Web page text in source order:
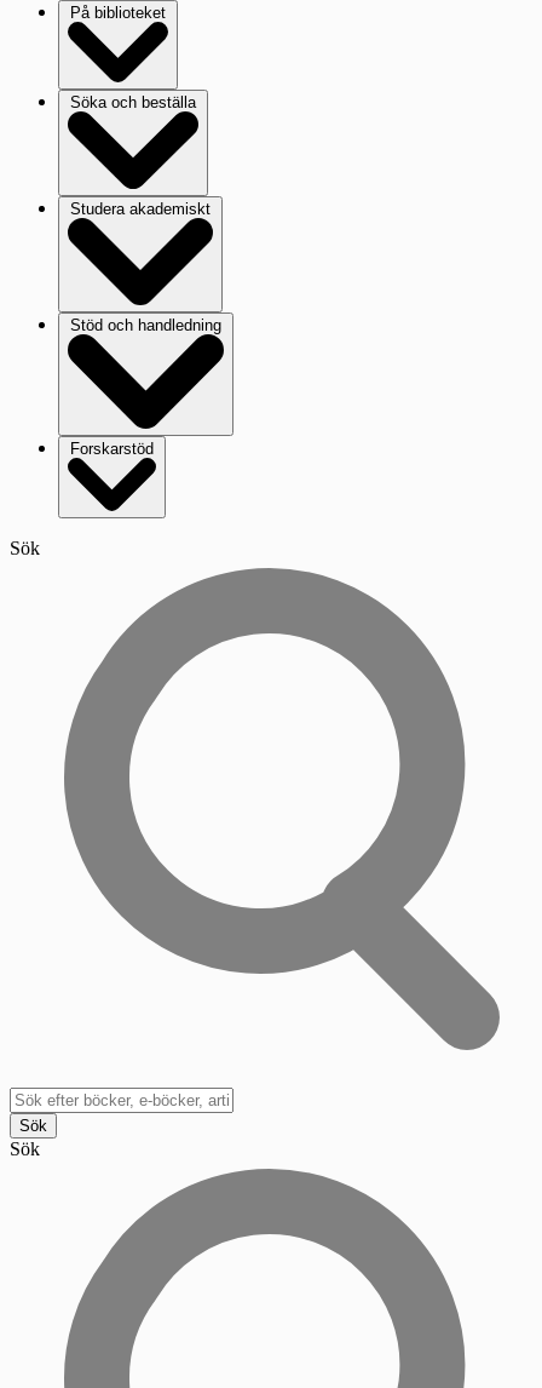
På biblioteket
Söka och beställa
Studera akademiskt
Stöd och handledning
Forskarstöd
Sök
Sök
Sök